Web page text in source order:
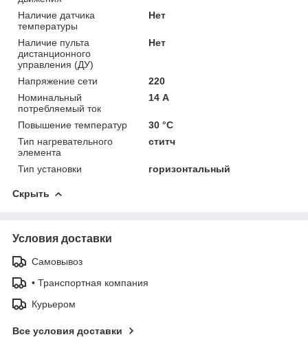
Наличие датчика
температуры
Нет
Наличие пульта
дистанционного
управления (ДУ)
Нет
Напряжение сети
220
Номинальный
потребляемый ток
14 А
Повышение температур
30 °C
Тип нагревательного
элемента
ститч
Тип установки горизонтальный
Скрыть
Условия доставки
Самовывоз
• Транспортная компания
Курьером
Все условия доставки